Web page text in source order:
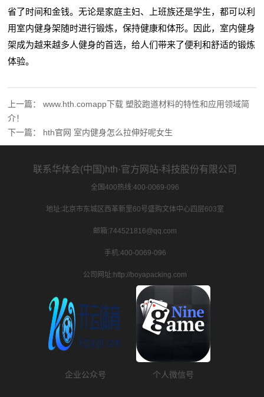
省了时间和金钱。无论是家庭主妇、上班族还是学生，都可以利
用室内健身架随时进行锻炼，保持健康和体形。因此，室内健身
架成为越来越多人健身的首选，给人们带来了便利和舒适的锻炼
体验。
上一篇：www.hth.comapp下载 塑胶跑道材料的特性和应用领域简
介！
下一篇： hth官网 室内健身怎么拉伸好呢女生
联系华体会(中国)hth·官方网站-科技股份有限公司
全国400热线:400-0069-096
地址:北京市东城区西革新里60号盛购文体中心四层603室
邮箱:744521816@qq.com
手机:400-0069-096
公司网址:http://boyapacking.com
企业公众号 个人微信号